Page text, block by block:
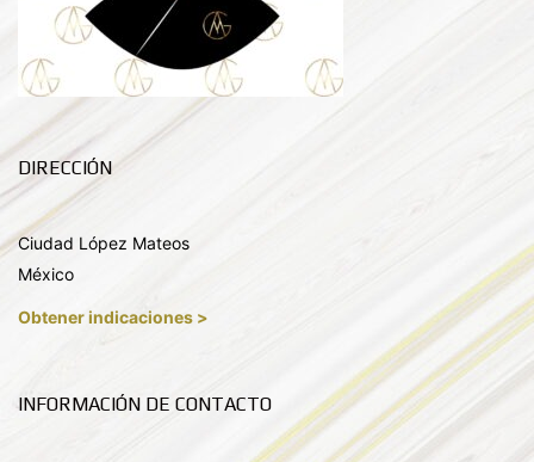
DIRECCIÓN
Ciudad López Mateos
México
Obtener indicaciones >
INFORMACIÓN DE CONTACTO